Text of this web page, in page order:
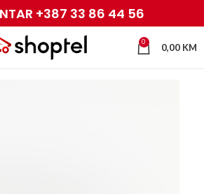
+387 33 86 44 56
0 0,00 KM